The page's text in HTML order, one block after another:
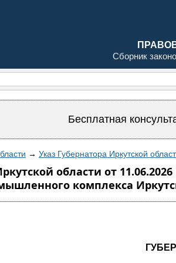
Сборник
Бесплатная
→ Указ Губернатора Иркутской
области от
комплекса